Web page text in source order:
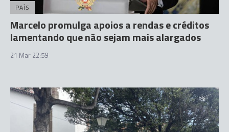
PAÍS
Marcelo promulga apoios a rendas e créditos
lamentando que não sejam mais alargados
21 Mar 22:59